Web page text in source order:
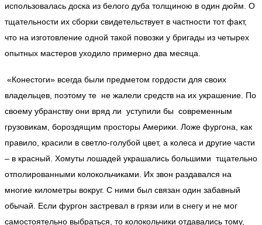
использовалась доска из белого дуба толщиною в один дюйм. О
тщательности их сборки свидетельствует в частности тот факт,
что на изготовление одной такой повозки у бригады из четырех
опытных мастеров уходило примерно два месяца.
«Конестоги» всегда были предметом гордости для своих
владельцев, поэтому те не жалели средств на их украшение. По
своему убранству они вряд ли уступили бы современным
грузовикам, бороздящим просторы Америки. Ложе фургона, как
правило, красили в светло-голубой цвет, а колеса и другие части
– в красный. Хомуты лошадей украшались большими тщательно
отполированными колокольчиками. Их звон раздавался на
многие километры вокруг. С ними был связан один забавный
обычай. Если фургон застревал в грязи или в снегу и не мог
самостоятельно выбраться, то колокольчики отдавались тому,